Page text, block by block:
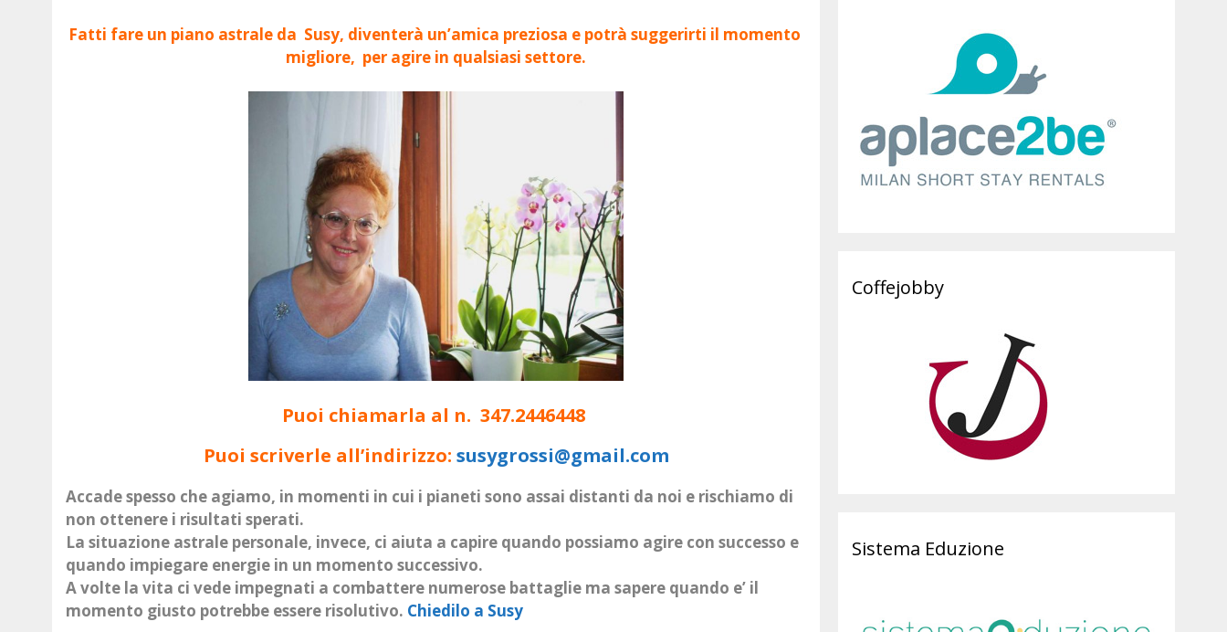
Fatti fare un piano astrale da Susy, diventerà un’amica preziosa e potrà suggerirti il momento
migliore, per agire in qualsiasi settore.
Puoi chiamarla al n. 347.2446448
Puoi scriverle all’indirizzo: susygrossi@gmail.com
Accade spesso che agiamo, in momenti in cui i pianeti sono assai distanti da noi e rischiamo di
non ottenere i risultati sperati.
La situazione astrale personale, invece, ci aiuta a capire quando possiamo agire con successo e
quando impiegare energie in un momento successivo.
A volte la vita ci vede impegnati a combattere numerose battaglie ma sapere quando e’ il
momento giusto potrebbe essere risolutivo. Chiedilo a Susy
Coffejobby
Sistema Eduzione